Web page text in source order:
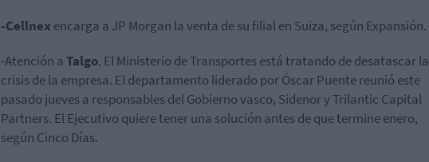
-Cellnex encarga a JP Morgan la venta de su filial en Suiza, según Expansión.
-Atención a Talgo. El Ministerio de Transportes está tratando de desatascar la
crisis de la empresa. El departamento liderado por Óscar Puente reunió este
pasado jueves a responsables del Gobierno vasco, Sidenor y Trilantic Capital
Partners. El Ejecutivo quiere tener una solución antes de que termine enero,
según Cinco Días.